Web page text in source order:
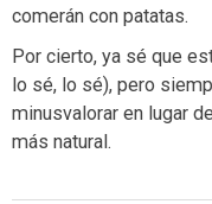
comerán con patatas.
Por cierto, ya sé que
lo sé, lo sé), pero
minusvalorar en lugar
más natural.